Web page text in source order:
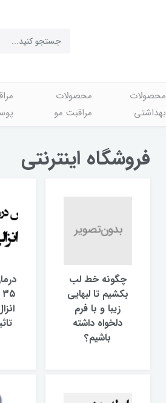
محصولات
بهداشتي
محصولات
مراقبت مو
فروشگاه اینترنتی
چگونه خط لب
بکشیم تا لبهایی
زیبا و با فرم
دلخواه داشته
باشیم؟